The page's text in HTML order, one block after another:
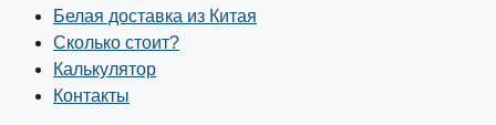
Белая доставка из Китая
Сколько стоит?
Калькулятор
Контакты